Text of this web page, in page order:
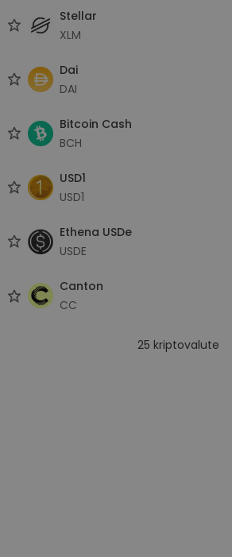
Stellar
XLM
Dai
DAI
Bitcoin Cash
BCH
USD1
USD1
Ethena USDe
USDE
Canton
CC
25 kriptovalute